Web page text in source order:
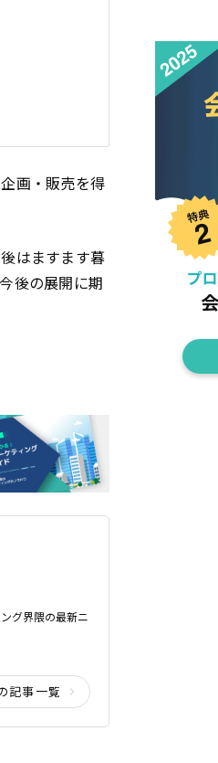
画・販売を得
はますます暮
後の展開に期
グ界隈の最新ニ
記事一覧